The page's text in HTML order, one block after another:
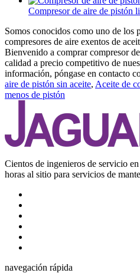
Compresor de aire de pistón
Somos conocidos como uno de los
compresores de aire exentos de
Bienvenido a comprar compresor
calidad a precio competitivo de
información, póngase en contacto
aire de pistón sin aceite, Aceite de
menos de pistón
Cientos de ingenieros de servicio
horas al sitio para servicios de
navegación rápida